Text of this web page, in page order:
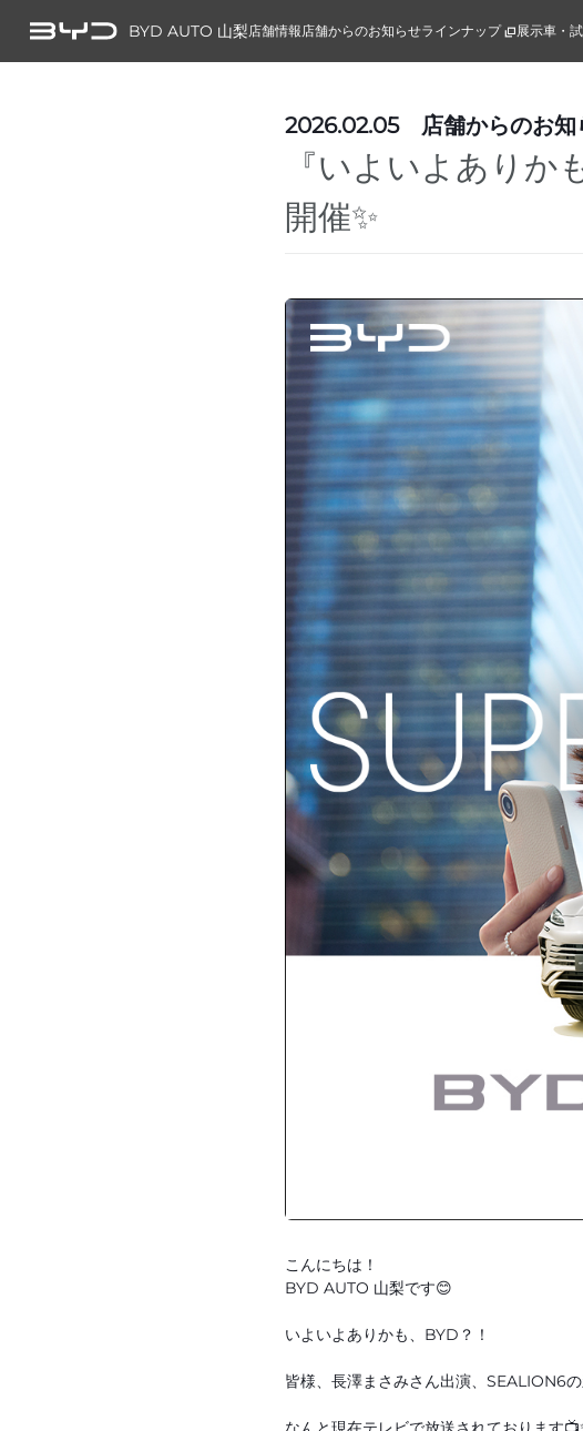
BYD AUTO 山梨店舗情報店舗からのお知らせラインナップ 展示車・
2026.02.05 店舗からのお知
『いよいよあり
開催✨
こんにちは！
BYD AUTO 山梨です😊
いよいよありかも、BYD？！
皆様、長澤まさみさん出演、SEALION6